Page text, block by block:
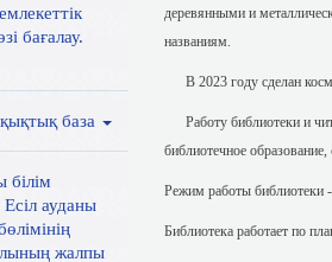
бағалау.
база
ауданы
жалпы
деревянными и
названиям.
В 2023 году сделан
Работу библиотеки и
библиотечное
Режим работы библиотеки
Библиотека работает по